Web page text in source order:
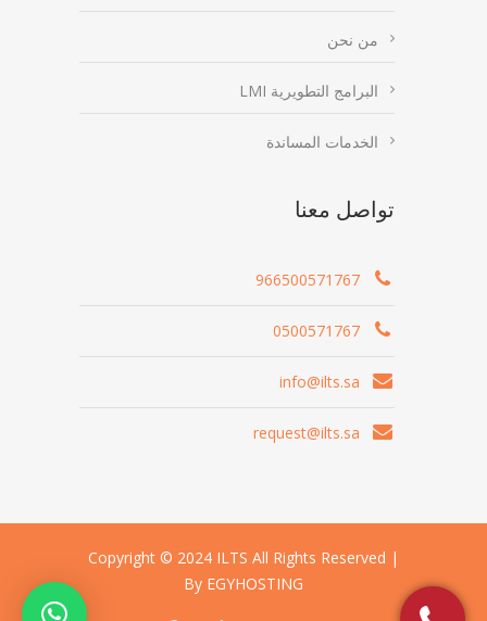
من نحن
البرامج التطويرية LMI
الخدمات المساندة
تواصل معنا
966500571767
0500571767
info@ilts.sa
request@ilts.sa
Copyright © 2024 ILTS All Rights Reserved |
By EGYHOSTING